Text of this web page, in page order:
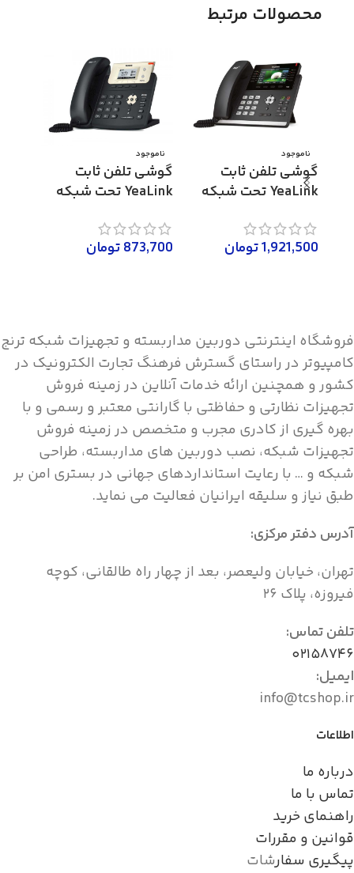
محصولات مرتبط
ناموجود
گوشی تلفن ثابت
YeaLink تحت شبکه
1,921,500تومان
ناموجود
گوشی تلفن ثابت
YeaLink تحت شبکه
873,700تومان
فروشگاه اینترنتی دوربین مداربسته و تجهیزات شبکه ترنج
کامپیوتر در راستای گسترش فرهنگ تجارت الکترونیک در
کشور و همچنین ارائه خدمات آنلاین در زمینه فروش
تجهیزات نظارتی و حفاظتی با گارانتی معتبر و رسمی و با
بهره گیری از کادری مجرب و متخصص در زمینه فروش
تجهیزات شبکه، نصب دوربین های مداربسته، طراحی
شبکه و … با رعایت استانداردهای جهانی در بستری امن بر
طبق نیاز و سلیقه ایرانیان فعالیت می نماید.
آدرس دفتر مرکزی:
تهران، خیابان ولیعصر، بعد از چهار راه طالقانی، کوچه
فیروزه، پلاک ۲۶
تلفن تماس:
۰۲۱۵۸۷۴۶
ایمیل:
info@tcshop.ir
اطلاعات
درباره ما
تماس با ما
راهنمای خرید
قوانین و مقررات
پیگیری سفارشات